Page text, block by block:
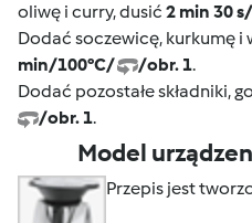
oliwę i curry, dusić 2 min 30
Dodać soczewicę, kurkumę i
min/100°C/
/obr. 1.
Dodać pozostałe składniki,
/obr. 1.
Model
Przepis jest